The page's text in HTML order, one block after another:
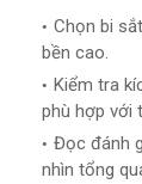
Chọn bi
bền cao.
Kiểm tra
phù hợp với
Đọc đánh
nhìn tổng